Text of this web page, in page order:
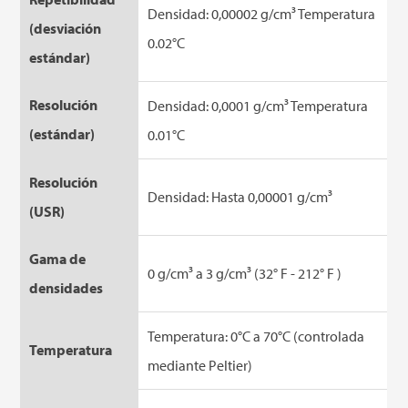
(desviación
estándar)
Densidad: 0,00002 g/cm³ Temperatura
0.02°C
Resolución
(estándar)
Densidad: 0,0001 g/cm³ Temperatura
0.01°C
Resolución
(USR)
Densidad: Hasta 0,00001 g/cm³
Gama de
densidades
0 g/cm³ a 3 g/cm³ (32° F - 212° F )
Temperatura
Temperatura: 0°C a 70°C (controlada
mediante Peltier)